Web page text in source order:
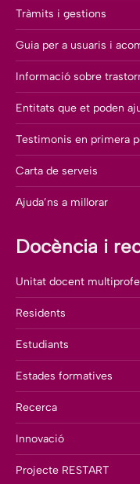
Tràmits i gestions
Guia per a usuaris i
Informació sobre
Entitats que et poden
Testimonis en primera
Carta de serveis
Ajuda’ns a millorar
Docència i
Unitat docent
Residents
Estudiants
Estades formatives
Recerca
Innovació
Projecte RESTART